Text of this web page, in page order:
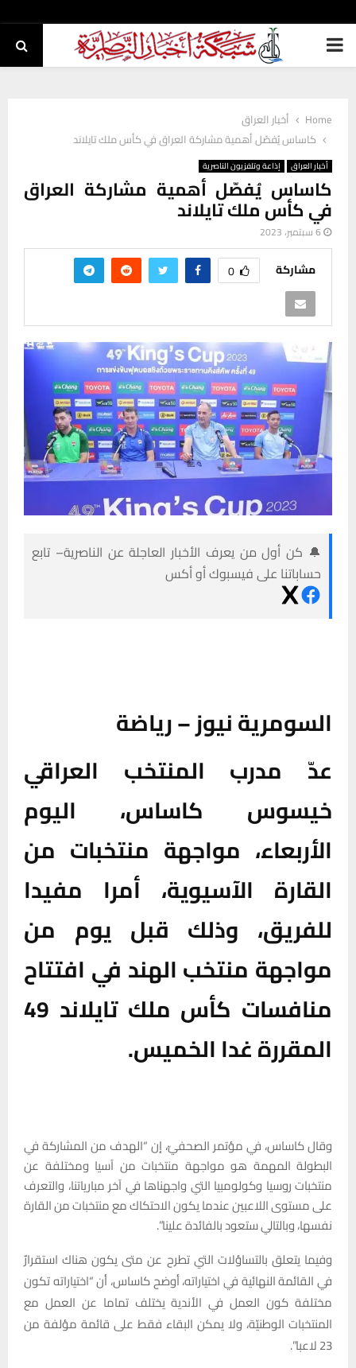
PRIMARY
Home
أخبار العراق
كاساس يُفصّل أهمية مشاركة العراق في كأس ملك تايلاند
أخبار العراق إذاعة وتلفزيون الناصرية
كاساس يُفصّل أهمية مشاركة العراق
في كأس ملك تايلاند
6 سبتمبر، 2023
مشاركة 0
🔔 كن أول من يعرف الأخبار العاجلة عن الناصرية– تابع
حساباتنا على فيسبوك أو أكس
السومرية نيوز – رياضة
عدّ مدرب المنتخب العراقي
خيسوس كاساس، اليوم
الأربعاء، مواجهة منتخبات من
القارة الآسيوية، أمرا مفيدا
للفريق، وذلك قبل يوم من
مواجهة منتخب الهند في افتتاح
منافسات كأس ملك تايلاند 49
المقررة غدا الخميس.
وقال كاساس، في مؤتمر الصحفيّ، إن “الهدف من المشاركة في
البطولة المهمة هو مواجهة منتخبات من آسيا ومختلفة عن
منتخبات روسيا وكولومبيا التي واجهناها في آخر مبارياتنا، والتعرف
على مستوى اللاعبين عندما يكون الاحتكاك مع منتخبات من القارة
نفسها، وبالتالي ستعود بالفائدة علينا”.
وفيما يتعلق بالتساؤلات التي تطرح عن متى يكون هناك استقرارٌ
في القائمة النهائية في اختياراته، أوضح كاساس، أن “اختياراته تكون
مختلفة كون العمل في الأندية يختلف تماما عن العمل مع
المنتخبات الوطنيّة، ولا يمكن البقاء فقط على قائمة مؤلفة من
23 لاعبا”.